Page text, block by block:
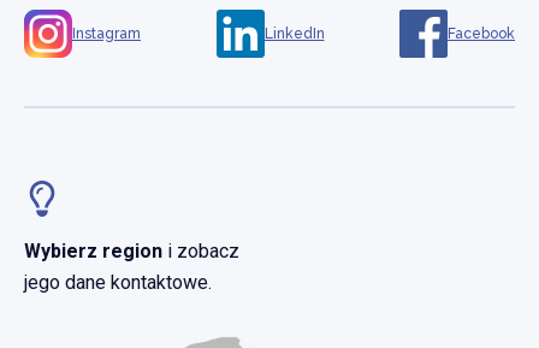
Instagram LinkedIn Facebook
Wybierz region i zobacz
jego dane kontaktowe.